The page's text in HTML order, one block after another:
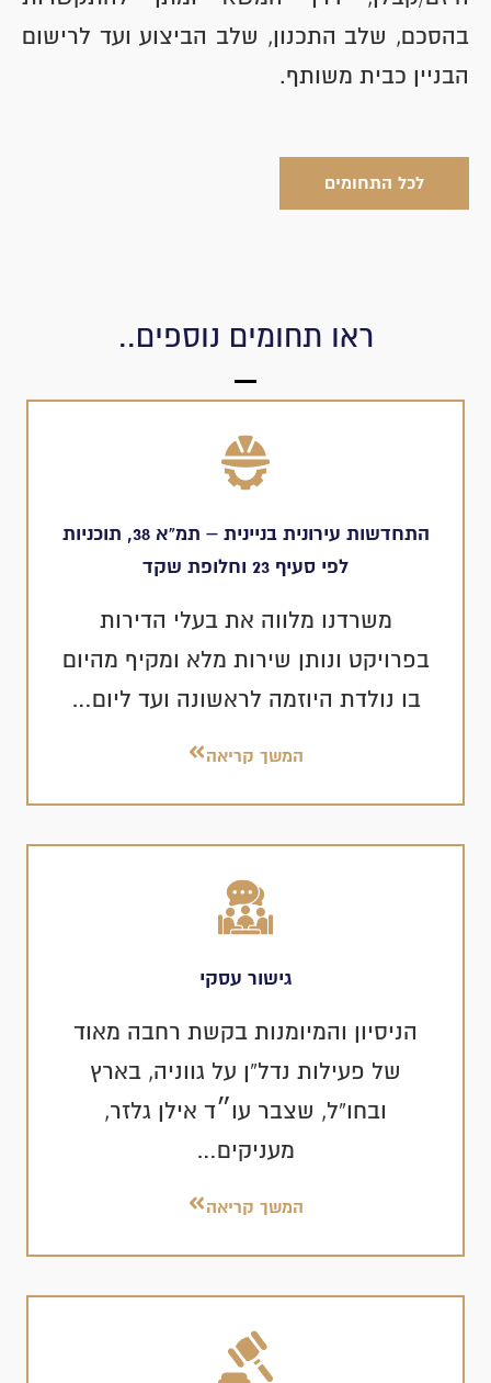
בהסכם, שלב התכנון, שלב הביצוע ועד לרישום
הבניין כבית משותף.
לכל התחומים
ראו תחומים נוספים..
התחדשות עירונית בניינית – תמ”א 38, תוכניות
לפי סעיף 23 וחלופת שקד
משרדנו מלווה את בעלי הדירות
בפרויקט ונותן שירות מלא ומקיף מהיום
בו נולדת היוזמה לראשונה ועד ליום…
המשך קריאה
גישור עסקי
הניסיון והמיומנות בקשת רחבה מאוד
של פעילות נדל”ן על גווניה, בארץ
ובחו”ל, שצבר עו״ד אילן גלזר,
מעניקים…
המשך קריאה